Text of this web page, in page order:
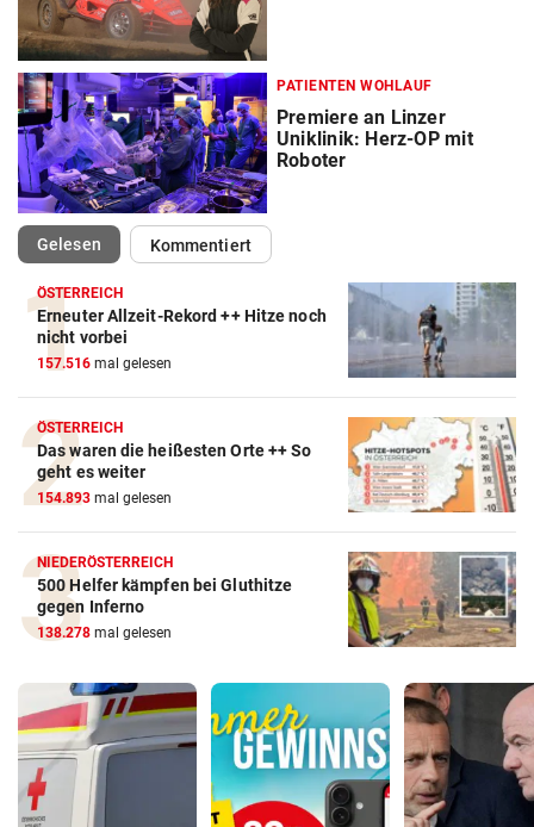
PATIENTEN WOHLAUF
Premiere an Linzer
Uniklinik: Herz-OP mit
Roboter
Gelesen(ausgewählt)Kommentiert
ÖSTERREICH
Erneuter Allzeit-Rekord ++ Hitze noch
nicht vorbei
157.516 mal gelesen
ÖSTERREICH
Das waren die heißesten Orte ++ So
geht es weiter
154.893 mal gelesen
NIEDERÖSTERREICH
500 Helfer kämpfen bei Gluthitze
gegen Inferno
138.278 mal gelesen